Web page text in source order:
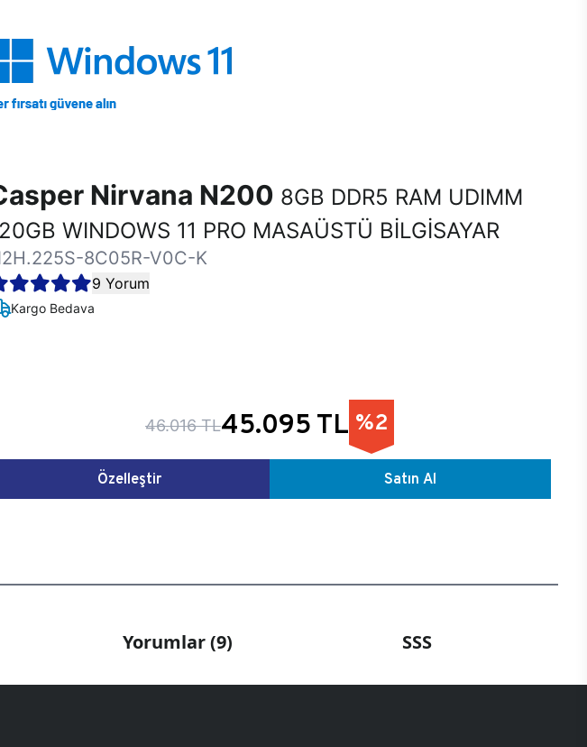
Nirvana N200 8GB DDR5 RAM UDIMM
WINDOWS 11 PRO MASAÜSTÜ BİLGİSAYAR
8C05R-V0C-K
9 Yorum
Kargo Bedava
46.016 TL45.095 TL %2
Özelleştir Satın Al
Yorumlar (9) SSS